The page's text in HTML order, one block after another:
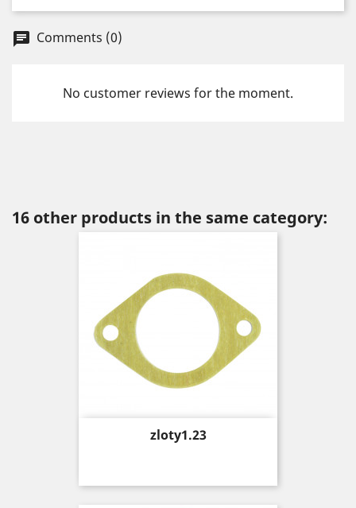
chat Comments (0)
No customer reviews for the moment.
16 other products in the same category:
Price
zloty1.23